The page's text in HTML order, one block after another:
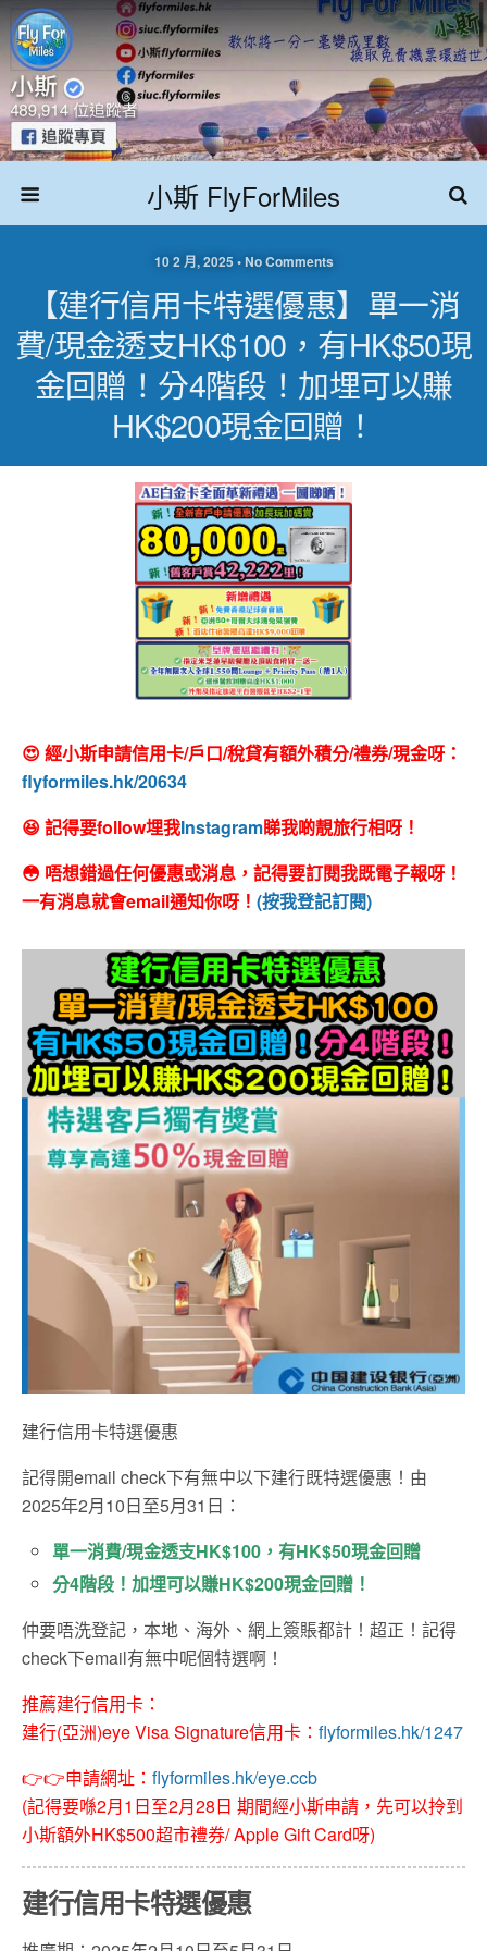
小斯 FlyForMiles
10 2 月, 2025 • No Comments
【建行信用卡特選優惠】單一消
費/現金透支HK$100，有HK$50現
金回贈！分4階段！加埋可以賺
HK$200現金回贈！
😍 經小斯申請信用卡/戶口/稅貸有額外積分/禮券/現金呀：
flyformiles.hk/20634
😆 記得要follow埋我Instagram睇我啲靚旅行相呀！
😳 唔想錯過任何優惠或消息，記得要訂閱我既電子報呀！
一有消息就會email通知你呀！ (按我登記訂閱)
建行信用卡特選優惠
記得開email check下有無中以下建行既特選優惠！由
2025年2月10日至5月31日：
單一消費/現金透支HK$100，有HK$50現金回贈
分4階段！加埋可以賺HK$200現金回贈！
仲要唔洗登記，本地、海外、網上簽賬都計！超正！記得
check下email有無中呢個特選啊！
推薦建行信用卡：
建行(亞洲)eye Visa Signature信用卡： flyformiles.hk/1247
👉👉申請網址： flyformiles.hk/eye.ccb
(記得要喺2月1日至2月28日 期間經小斯申請，先可以拎到
小斯額外HK$500超市禮券/ Apple Gift Card呀)
建行信用卡特選優惠